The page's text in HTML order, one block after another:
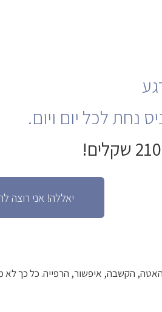
נחת לכל יום ויום.
יאללה! אני רוצה
הקשבה, איפשור, הרפייה. כל כך לא